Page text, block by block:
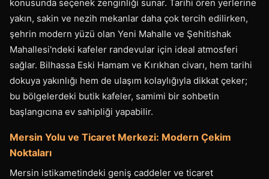
konusunda seçenek zenginliği sunar. Tarihi ören yerlerine
yakın, sakin ve nezih mekanlar daha çok tercih edilirken,
şehrin modern yüzü olan Yeni Mahalle ve Şehitishak
Mahallesi'ndeki kafeler randevular için ideal atmosferi
sağlar. Bilhassa Eski Hamam ve Kırıkhan civarı, hem tarihi
dokuya yakınlığı hem de ulaşım kolaylığıyla dikkat çeker;
bu bölgelerdeki butik kafeler, samimi bir sohbetin
başlangıcına ev sahipliği yapabilir.
Mersin Yolu ve Ticaret Merkezi: Modern Çekim
Noktaları
Mersin istikametindeki geniş caddeler ve ticaret